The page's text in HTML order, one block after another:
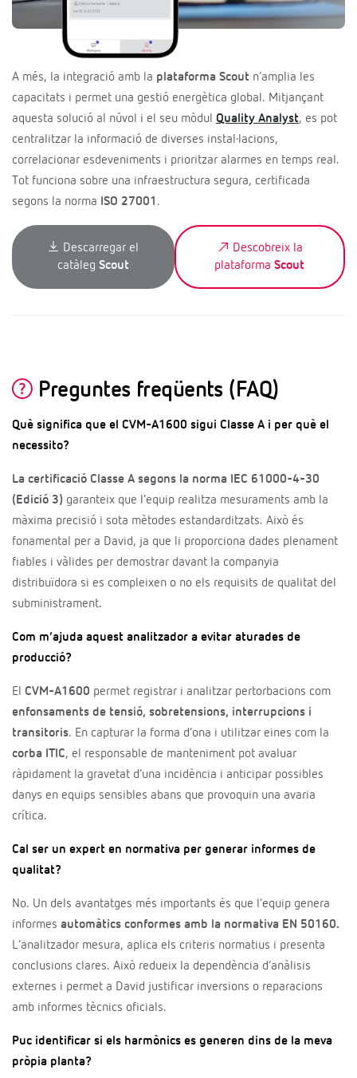
A més, la integració amb la plataforma Scout n’amplia les
capacitats i permet una gestió energètica global. Mitjançant
aquesta solució al núvol i el seu mòdul Quality Analyst, es pot
centralitzar la informació de diverses instal·lacions,
correlacionar esdeveniments i prioritzar alarmes en temps real.
Tot funciona sobre una infraestructura segura, certificada
segons la norma ISO 27001 .
Descarregar el
catàleg Scout
Descobreix la
plataformaScout
Preguntes freqüents (FAQ)
Què significa que el CVM-A1600 sigui Classe A i per què el
necessito?
La certificació Classe A segons la norma IEC 61000-4-30
(Edició 3) garanteix que l’equip realitza mesuraments amb la
màxima precisió i sota mètodes estandarditzats. Això és
fonamental per a David, ja que li proporciona dades plenament
fiables i vàlides per demostrar davant la companyia
distribuïdora si es compleixen o no els requisits de qualitat del
subministrament.
Com m’ajuda aquest analitzador a evitar aturades de
producció?
El CVM-A1600 permet registrar i analitzar pertorbacions com
enfonsaments de tensió, sobretensions, interrupcions i
transitoris. En capturar la forma d’ona i utilitzar eines com la
corba ITIC, el responsable de manteniment pot avaluar
ràpidament la gravetat d’una incidència i anticipar possibles
danys en equips sensibles abans que provoquin una avaria
crítica.
Cal ser un expert en normativa per generar informes de
qualitat?
No. Un dels avantatges més importants és que l’equip genera
informes automàtics conformes amb la normativa EN 50160.
L’analitzador mesura, aplica els criteris normatius i presenta
conclusions clares. Això redueix la dependència d’anàlisis
externes i permet a David justificar inversions o reparacions
amb informes tècnics oficials.
Puc identificar si els harmònics es generen dins de la meva
pròpia planta?